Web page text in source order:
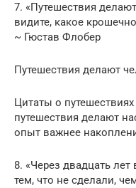
7. «Путешествия
видите, какое
~ Гюстав Флобер
Путешествия делают
Цитаты о
путешествия делают
опыт важнее
8. «Через двадцать
тем, что не сделали,